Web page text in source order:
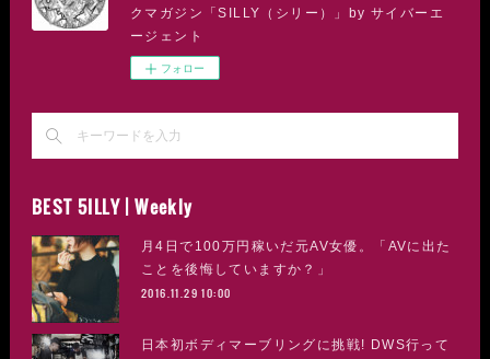
クマガジン「SILLY（シリー）」by サイバーエ
ージェント
フォロー
BEST 5ILLY | Weekly
月4日で100万円稼いだ元AV女優。「AVに出た
ことを後悔していますか？」
2016.11.29 10:00
日本初ボディマーブリングに挑戦! DWS行って